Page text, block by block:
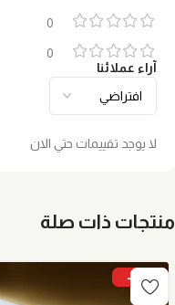
0
0
آراء عملائنا
لا يوجد تقييمات حتي الان
منتجات ذات صلة
-5%